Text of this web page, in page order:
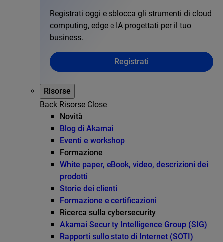
Registrati oggi e sblocca gli strumenti di cloud
computing, edge e IA progettati per il tuo
business.
Registrati
Risorse
Back Risorse Close
Novità
Blog di Akamai
Eventi e workshop
Formazione
White paper, eBook, video, descrizioni dei
prodotti
Storie dei clienti
Formazione e certificazioni
Ricerca sulla cybersecurity
Akamai Security Intelligence Group (SIG)
Rapporti sullo stato di Internet (SOTI)